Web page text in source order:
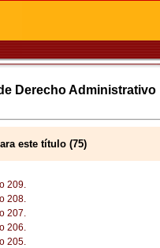
Derecho Administrativo
este título (75)
209.
208.
207.
206.
205.